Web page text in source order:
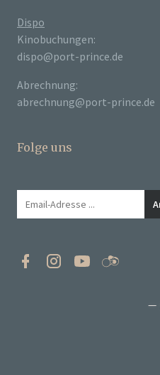
Dispo
Kinobuchungen:
dispo@port-prince.de
Abrechnung:
abrechnung@port-prince.de
Folge uns